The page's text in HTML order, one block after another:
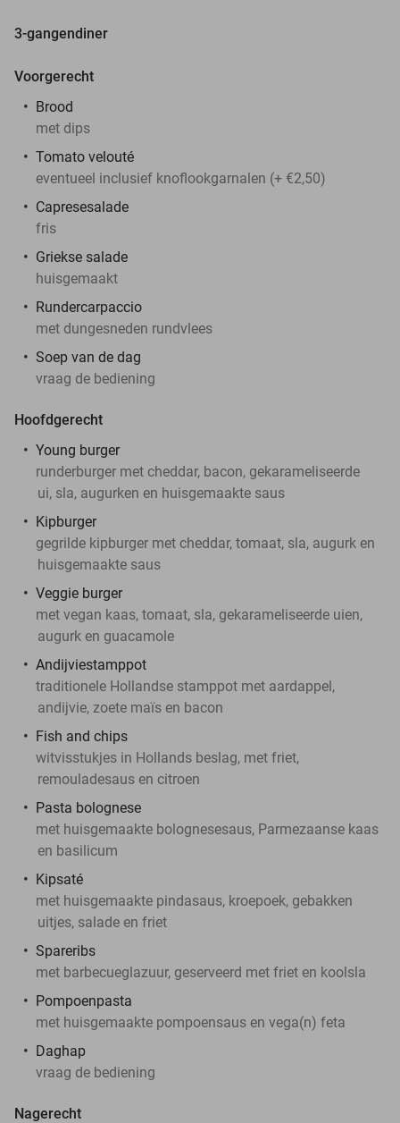
3-gangendiner
Voorgerecht
Brood
met dips
Tomato velouté
eventueel inclusief knoflookgarnalen (+ €2,50)
Capresesalade
fris
Griekse salade
huisgemaakt
Rundercarpaccio
met dungesneden rundvlees
Soep van de dag
vraag de bediening
Hoofdgerecht
Young burger
runderburger met cheddar, bacon, gekarameliseerde
ui, sla, augurken en huisgemaakte saus
Kipburger
gegrilde kipburger met cheddar, tomaat, sla, augurk en
huisgemaakte saus
Veggie burger
met vegan kaas, tomaat, sla, gekarameliseerde uien,
augurk en guacamole
Andijviestamppot
traditionele Hollandse stamppot met aardappel,
andijvie, zoete maïs en bacon
Fish and chips
witvisstukjes in Hollands beslag, met friet,
remouladesaus en citroen
Pasta bolognese
met huisgemaakte bolognesesaus, Parmezaanse kaas
en basilicum
Kipsaté
met huisgemaakte pindasaus, kroepoek, gebakken
uitjes, salade en friet
Spareribs
met barbecueglazuur, geserveerd met friet en koolsla
Pompoenpasta
met huisgemaakte pompoensaus en vega(n) feta
Daghap
vraag de bediening
Nagerecht